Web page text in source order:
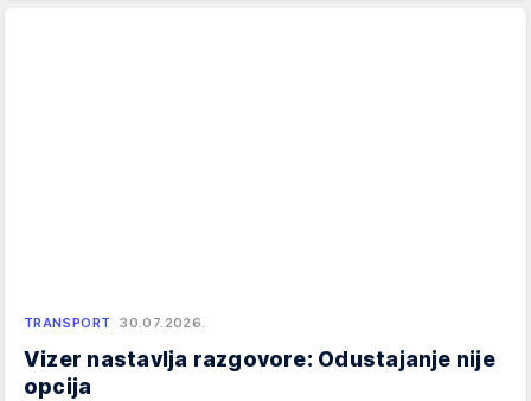
TRANSPORT 30.07.2026.
Vizer nastavlja razgovore: Odustajanje nije
opcija